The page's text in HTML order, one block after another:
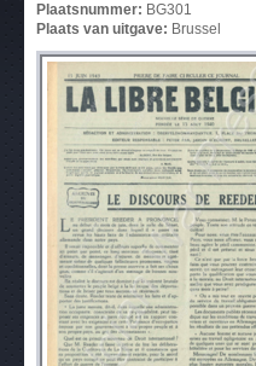
Plaatsnummer: BG301
Plaats van uitgave: Brussel